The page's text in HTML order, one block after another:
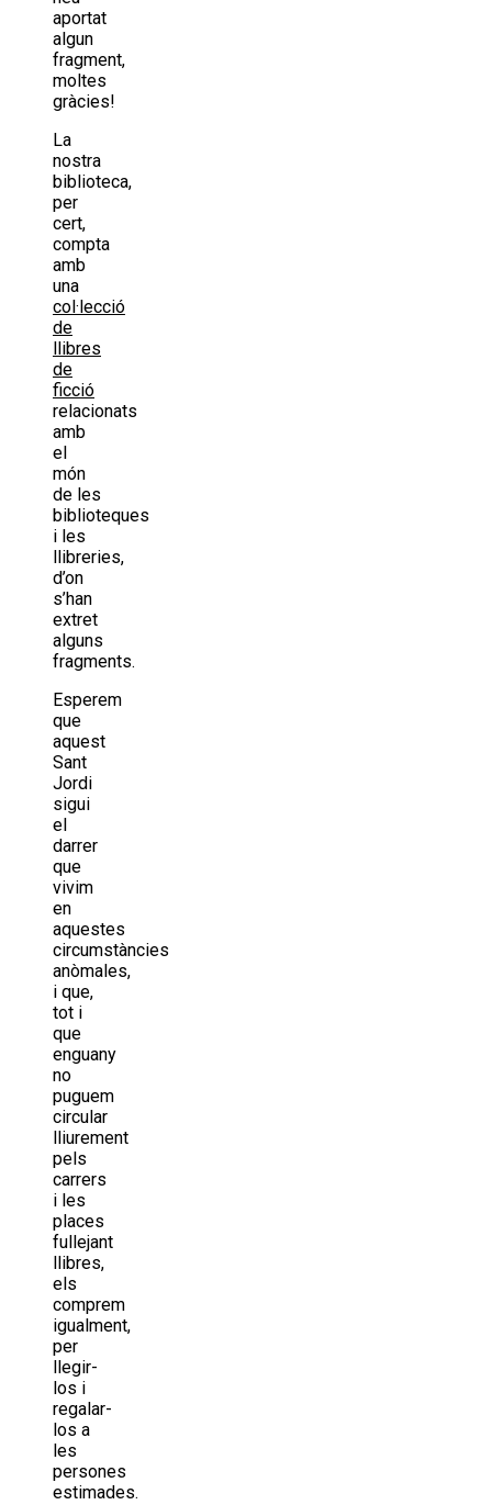
aportat
algun
fragment,
moltes
gràcies!
La
nostra
biblioteca,
per
cert,
compta
amb
una
col·lecció
de
llibres
de
ficció
relacionats
amb
el
món
de les
biblioteques
i les
llibreries,
d’on
s’han
extret
alguns
fragments.
Esperem
que
aquest
Sant
Jordi
sigui
el
darrer
que
vivim
en
aquestes
circumstàncies
anòmales,
i que,
tot i
que
enguany
no
puguem
circular
lliurement
pels
carrers
i les
places
fullejant
llibres,
els
comprem
igualment,
per
llegir-
los i
regalar-
los a
les
persones
estimades.